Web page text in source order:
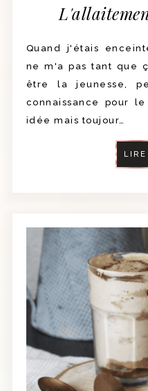
Quand j'étais
ne m'a pas tant que
être la jeunesse,
connaissance pour
idée mais toujour…